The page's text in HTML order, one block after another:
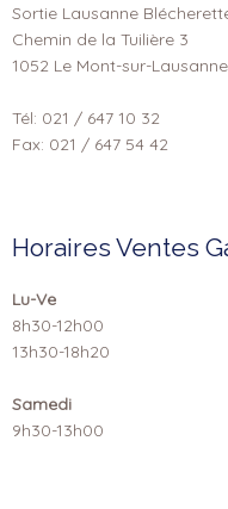
Sortie Lausanne
Chemin de la Tuilière 3
1052 Le Mont-sur-Lausanne
Tél: 021 / 647 10 32
Fax: 021 / 647 54 42
Horaires Ventes
Lu-Ve
8h30-12h00
13h30-18h20
Samedi
9h30-13h00